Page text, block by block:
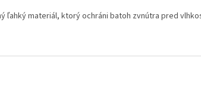
ľahký materiál, ktorý ochráni batoh zvnútra pred